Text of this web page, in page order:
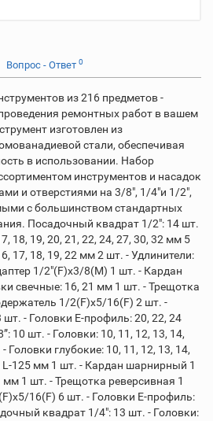
Вопрос - Ответ 0
из 216 предметов -
ремонтных работ в вашем
изготовлен из
стали, обеспечивая
в использовании. Набор
инструментов и насадок
и отверстиями на 3/8", 1/4"и 1/2",
с большинством стандартных
Посадочный квадрат 1/2": 14 шт.
18, 19, 20, 21, 22, 24, 27, 30, 32 мм 5
17, 18, 19, 22 мм 2 шт. - Удлинители:
1/2"(F)x3/8(M) 1 шт. - Кардан
свечные: 16, 21 мм 1 шт. - Трещотка
1/2(F)x5/16(F) 2 шт. -
шт. - Головки Е-профиль: 20, 22, 24
10 шт. - Головки: 10, 11, 12, 13, 14,
Головки глубокие: 10, 11, 12, 13, 14,
L-125 мм 1 шт. - Кардан шарнирный 1
1 шт. - Трещотка реверсивная 1
16(F) 6 шт. - Головки Е-профиль:
квадрат 1/4": 13 шт. - Головки: